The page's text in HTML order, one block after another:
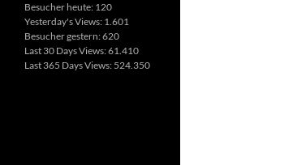
Besucher heute: 120
Yesterday's Views: 1.601
Besucher gestern:620
Last 30 Days Views:61.410
Last 365 Days Views: 524.350